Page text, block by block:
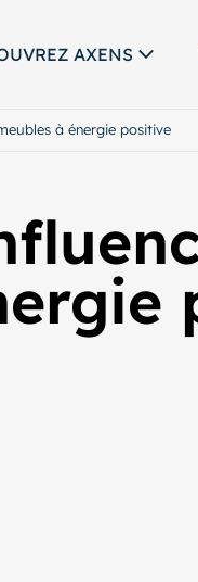
AXENS
à énergie positive